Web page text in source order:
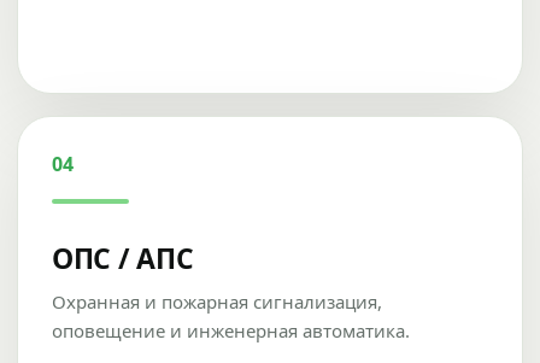
04
ОПС / АПС
Охранная и пожарная сигнализация,
оповещение и инженерная автоматика.